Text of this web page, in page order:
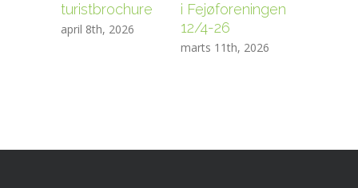
turistbrochure
april 8th, 2026
i Fejøforeningen
12/4-26
marts 11th, 2026